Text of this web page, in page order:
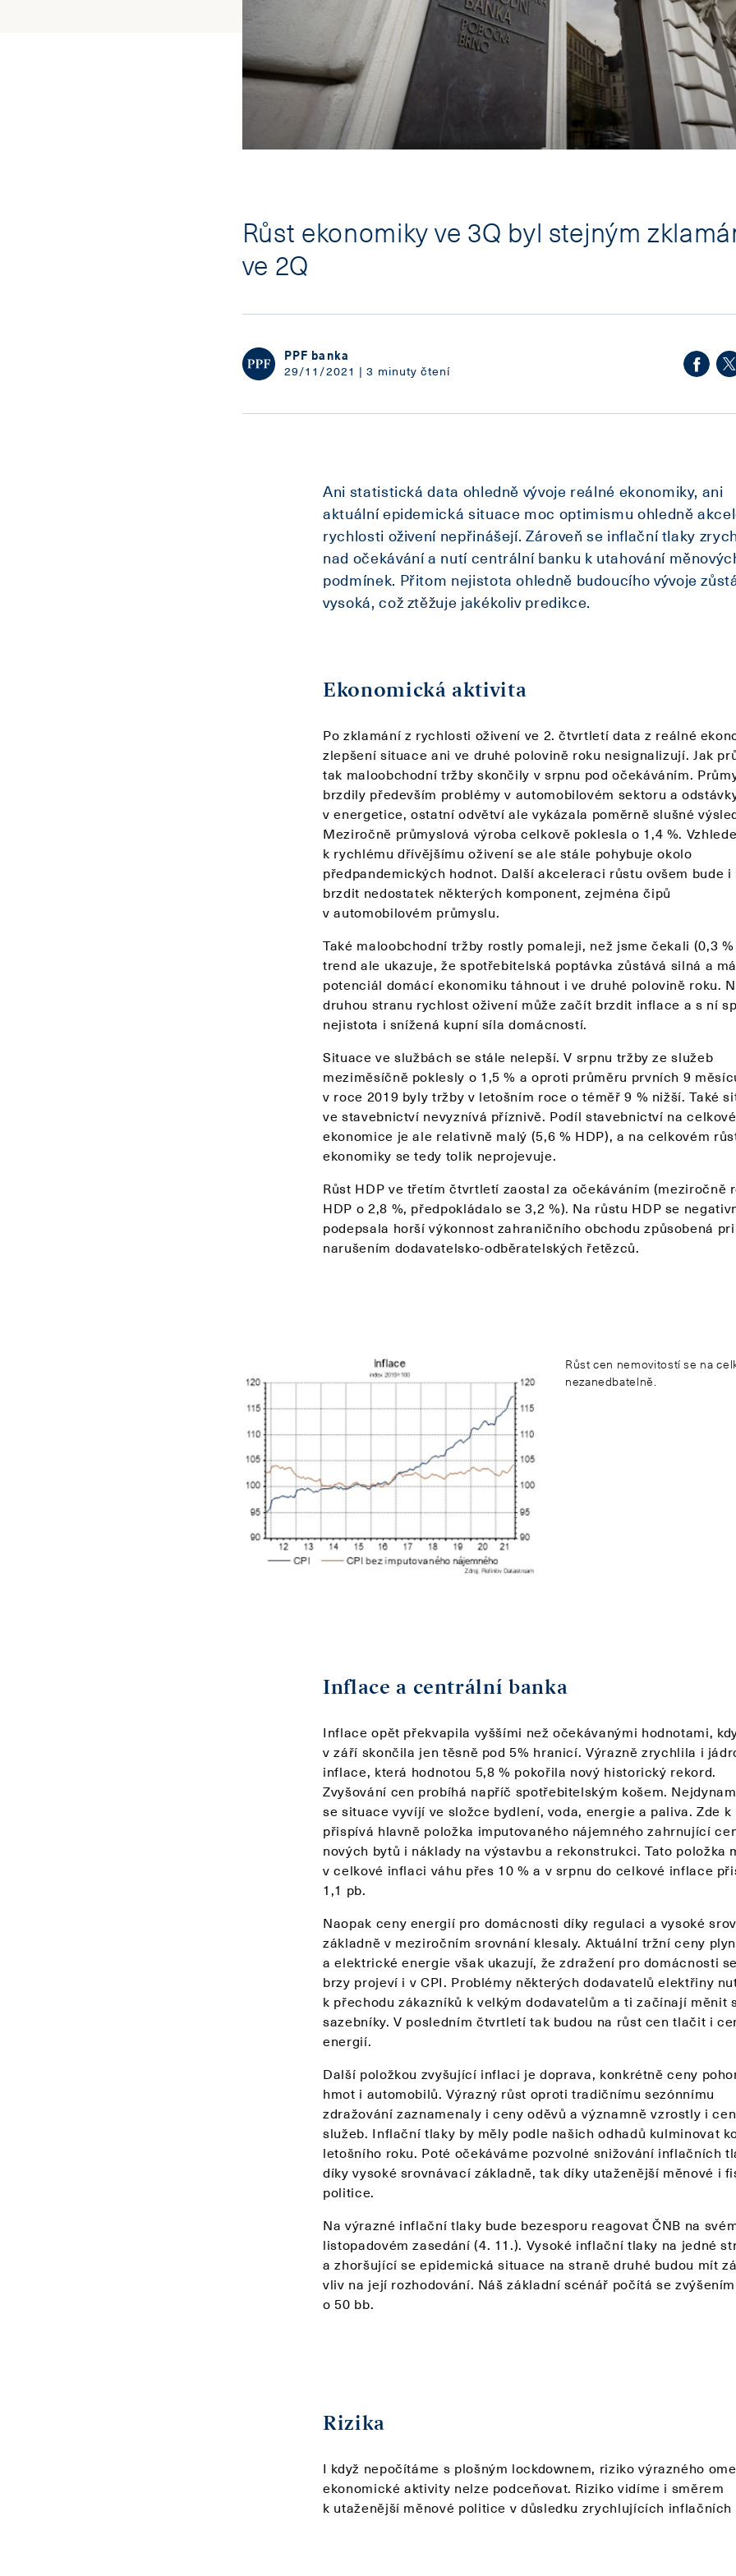
Růst ekonomiky ve 3Q byl stejným
ve 2Q
PPF banka
29/11/2021 | 3 minuty čtení
Ani statistická data ohledně vývoje reálné ekonomiky, ani
aktuální epidemická situace moc optimismu ohledně
rychlosti oživení nepřinášejí. Zároveň se inflační tlaky
nad očekávání a nutí centrální banku k utahování
podmínek. Přitom nejistota ohledně budoucího vývoje
vysoká, což ztěžuje jakékoliv predikce.
Ekonomická aktivita
Po zklamání z rychlosti oživení ve 2. čtvrtletí data z reálné
zlepšení situace ani ve druhé polovině roku nesignalizují. Jak
tak maloobchodní tržby skončily v srpnu pod očekáváním.
brzdily především problémy v automobilovém sektoru a
v energetice, ostatní odvětví ale vykázala poměrně slušné
Meziročně průmyslová výroba celkově poklesla o 1,4 %.
k rychlému dřívějšímu oživení se ale stále pohybuje okolo
předpandemických hodnot. Další akceleraci růstu ovšem bude i
brzdit nedostatek některých komponent, zejména čipů
v automobilovém průmyslu.
Také maloobchodní tržby rostly pomaleji, než jsme čekali (0,3
trend ale ukazuje, že spotřebitelská poptávka zůstává silná a má
potenciál domácí ekonomiku táhnout i ve druhé polovině roku.
druhou stranu rychlost oživení může začít brzdit inflace a s ní
nejistota i snížená kupní síla domácností.
Situace ve službách se stále nelepší. V srpnu tržby ze služeb
meziměsíčně poklesly o 1,5 % a oproti průměru prvních 9
v roce 2019 byly tržby v letošním roce o téměř 9 % nižší. Také
ve stavebnictví nevyznívá příznivě. Podíl stavebnictví na celkové
ekonomice je ale relativně malý (5,6 % HDP), a na celkovém
ekonomiky se tedy tolik neprojevuje.
Růst HDP ve třetím čtvrtletí zaostal za očekáváním (meziročně
HDP o 2,8 %, předpokládalo se 3,2 %). Na růstu HDP se
podepsala horší výkonnost zahraničního obchodu způsobená
narušením dodavatelsko-odběratelských řetězců.
Růst cen nemovitostí se na
nezanedbatelně.
Inflace a centrální banka
Inflace opět překvapila vyššími než očekávanými hodnotami,
v září skončila jen těsně pod 5% hranicí. Výrazně zrychlila i
inflace, která hodnotou 5,8 % pokořila nový historický rekord.
Zvyšování cen probíhá napříč spotřebitelským košem.
se situace vyvíjí ve složce bydlení, voda, energie a paliva. Zde k
přispívá hlavně položka imputovaného nájemného zahrnující
nových bytů i náklady na výstavbu a rekonstrukci. Tato položka
v celkové inflaci váhu přes 10 % a v srpnu do celkové inflace
1,1 pb.
Naopak ceny energií pro domácnosti díky regulaci a vysoké
základně v meziročním srovnání klesaly. Aktuální tržní ceny
a elektrické energie však ukazují, že zdražení pro domácnosti
brzy projeví i v CPI. Problémy některých dodavatelů elektřiny
k přechodu zákazníků k velkým dodavatelům a ti začínají měnit
sazebníky. V posledním čtvrtletí tak budou na růst cen tlačit i
energií.
Další položkou zvyšující inflaci je doprava, konkrétně ceny
hmot i automobilů. Výrazný růst oproti tradičnímu sezónnímu
zdražování zaznamenaly i ceny oděvů a významně vzrostly i
služeb. Inflační tlaky by měly podle našich odhadů kulminovat
letošního roku. Poté očekáváme pozvolné snižování inflačních
díky vysoké srovnávací základně, tak díky utaženější měnové i
politice.
Na výrazné inflační tlaky bude bezesporu reagovat ČNB na
listopadovém zasedání (4. 11.). Vysoké inflační tlaky na jedné
a zhoršující se epidemická situace na straně druhé budou mít
vliv na její rozhodování. Náš základní scénář počítá se
o 50 bb.
Rizika
I když nepočítáme s plošným lockdownem, riziko výrazného
ekonomické aktivity nelze podceňovat. Riziko vidíme i směrem
k utaženější měnové politice v důsledku zrychlujících inflačních